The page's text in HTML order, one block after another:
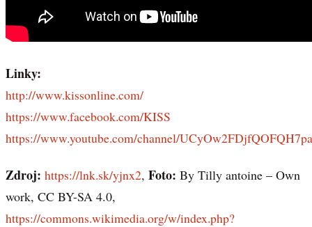
Linky:
http://www.kissonline.com/
https://www.facebook.com/KISS
https://www.youtube.com/channel/
Zdroj: https://lnk.sk/yjnx2, Foto: By Tilly antoine – Own
work, CC BY-SA 4.0,
https://commons.wikimedia.org/w/index.php?